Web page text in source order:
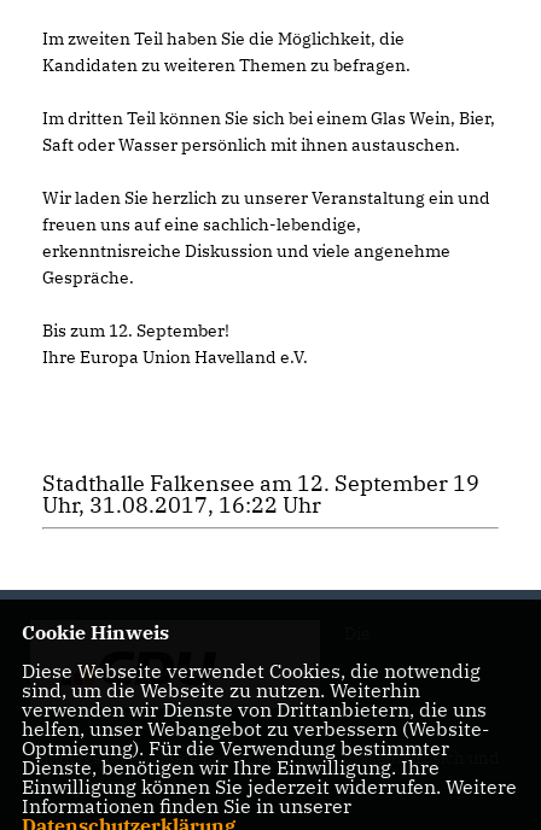
Im zweiten Teil haben Sie die Möglichkeit, die
Kandidaten zu weiteren Themen zu befragen.
Im dritten Teil können Sie sich bei einem Glas Wein, Bier,
Saft oder Wasser persönlich mit ihnen austauschen.
Wir laden Sie herzlich zu unserer Veranstaltung ein und
freuen uns auf eine sachlich-lebendige,
erkenntnisreiche Diskussion und viele angenehme
Gespräche.
Bis zum 12. September!
Ihre Europa Union Havelland e.V.
Stadthalle Falkensee am 12. September 19
Uhr, 31.08.2017, 16:22 Uhr
Landtagsabgeordnete Barbara Richstein präsentiert sich und
ihre politischen Ziele.
Cookie Hinweis
Diese Webseite verwendet Cookies, die notwendig
sind, um die Webseite zu nutzen. Weiterhin
verwenden wir Dienste von Drittanbietern, die uns
helfen, unser Webangebot zu verbessern (Website-
Optmierung). Für die Verwendung bestimmter
Dienste, benötigen wir Ihre Einwilligung. Ihre
Einwilligung können Sie jederzeit widerrufen. Weitere
Informationen finden Sie in unserer
Datenschutzerklärung.